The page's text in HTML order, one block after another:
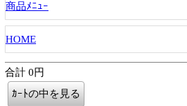
商品ﾒﾆｭｰ
HOME
合計 0円